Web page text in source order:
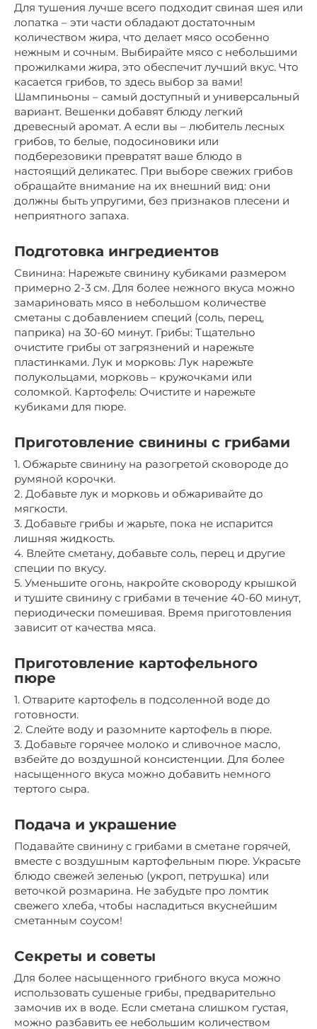
Для тушения лучше всего подходит свиная шея или
лопатка – эти части обладают достаточным
количеством жира, что делает мясо особенно
нежным и сочным. Выбирайте мясо с небольшими
прожилками жира, это обеспечит лучший вкус. Что
касается грибов, то здесь выбор за вами!
Шампиньоны – самый доступный и универсальный
вариант. Вешенки добавят блюду легкий
древесный аромат. А если вы – любитель лесных
грибов, то белые, подосиновики или
подберезовики превратят ваше блюдо в
настоящий деликатес. При выборе свежих грибов
обращайте внимание на их внешний вид: они
должны быть упругими, без признаков плесени и
неприятного запаха.
Подготовка ингредиентов
Свинина: Нарежьте свинину кубиками размером
примерно 2-3 см. Для более нежного вкуса можно
замариновать мясо в небольшом количестве
сметаны с добавлением специй (соль, перец,
паприка) на 30-60 минут. Грибы: Тщательно
очистите грибы от загрязнений и нарежьте
пластинками. Лук и морковь: Лук нарежьте
полукольцами, морковь – кружочками или
соломкой. Картофель: Очистите и нарежьте
кубиками для пюре.
Приготовление свинины с грибами
1. Обжарьте свинину на разогретой сковороде до
румяной корочки.
2. Добавьте лук и морковь и обжаривайте до
мягкости.
3. Добавьте грибы и жарьте, пока не испарится
лишняя жидкость.
4. Влейте сметану, добавьте соль, перец и другие
специи по вкусу.
5. Уменьшите огонь, накройте сковороду крышкой
и тушите свинину с грибами в течение 40-60 минут,
периодически помешивая. Время приготовления
зависит от качества мяса.
Приготовление картофельного
пюре
1. Отварите картофель в подсоленной воде до
готовности.
2. Слейте воду и разомните картофель в пюре.
3. Добавьте горячее молоко и сливочное масло,
взбейте до воздушной консистенции. Для более
насыщенного вкуса можно добавить немного
тертого сыра.
Подача и украшение
Подавайте свинину с грибами в сметане горячей,
вместе с воздушным картофельным пюре. Украсьте
блюдо свежей зеленью (укроп, петрушка) или
веточкой розмарина. Не забудьте про ломтик
свежего хлеба, чтобы насладиться вкуснейшим
сметанным соусом!
Секреты и советы
Для более насыщенного грибного вкуса можно
использовать сушеные грибы, предварительно
замочив их в воде. Если сметана слишком густая,
можно разбавить ее небольшим количеством